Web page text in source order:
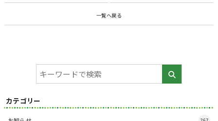
一覧へ戻る
カテゴリー